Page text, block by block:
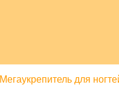
Мегаукрепитель для